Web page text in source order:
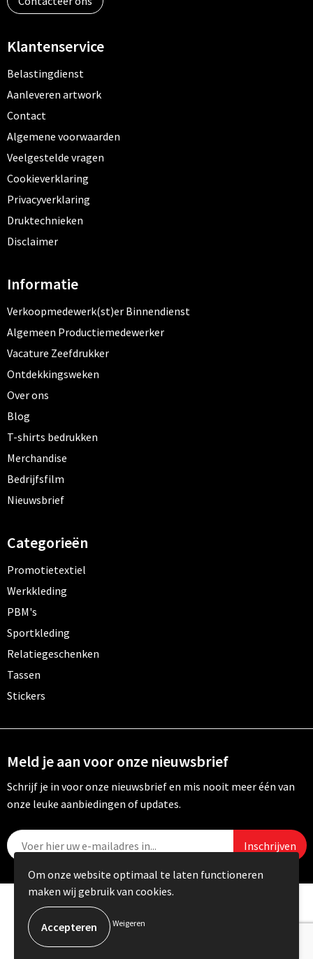
Klantenservice
Belastingdienst
Aanleveren artwork
Contact
Algemene voorwaarden
Veelgestelde vragen
Cookieverklaring
Privacyverklaring
Druktechnieken
Disclaimer
Informatie
Verkoopmedewerk(st)er Binnendienst
Algemeen Productiemedewerker
Vacature Zeefdrukker
Ontdekkingsweken
Over ons
Blog
T-shirts bedrukken
Merchandise
Bedrijfsfilm
Nieuwsbrief
Categorieën
Promotietextiel
Werkkleding
PBM's
Sportkleding
Relatiegeschenken
Tassen
Stickers
Meld je aan voor onze nieuwsbrief
Schrijf je in voor onze nieuwsbrief en mis nooit meer één van
onze leuke aanbiedingen of updates.
© Copyright Carebo 2026
Om onze website optimaal te laten functioneren
maken wij gebruik van cookies.
Weigeren